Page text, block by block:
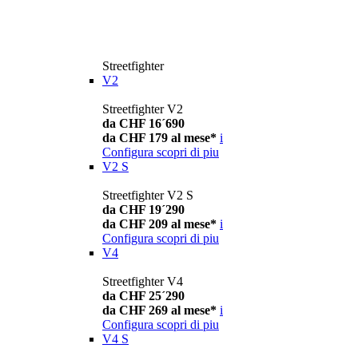
Streetfighter
V2
Streetfighter V2
da CHF 16´690
da CHF 179 al mese* i
Configura scopri di piu
V2 S
Streetfighter V2 S
da CHF 19´290
da CHF 209 al mese* i
Configura scopri di piu
V4
Streetfighter V4
da CHF 25´290
da CHF 269 al mese* i
Configura scopri di piu
V4 S